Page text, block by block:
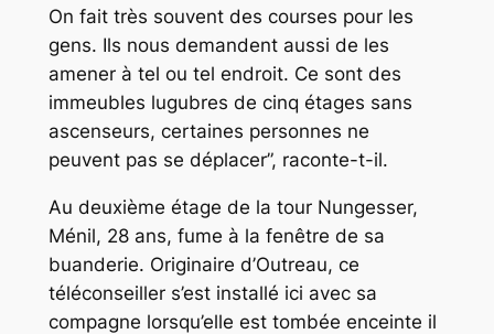
On fait très souvent des courses pour les
gens. Ils nous demandent aussi de les
amener à tel ou tel endroit. Ce sont des
immeubles lugubres de cinq étages sans
ascenseurs, certaines personnes ne
peuvent pas se déplacer”, raconte-t-il.
Au deuxième étage de la tour Nungesser,
Ménil, 28 ans, fume à la fenêtre de sa
buanderie. Originaire d’Outreau, ce
téléconseiller s’est installé ici avec sa
compagne lorsqu’elle est tombée enceinte il